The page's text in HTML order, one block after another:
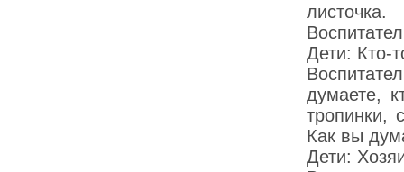
листочка.
Дети: Кто-
думаете,
тропинки,
Как вы
Дети: